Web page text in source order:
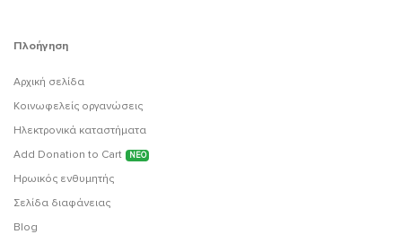
Πλοήγηση
Αρχική σελίδα
Κοινωφελείς οργανώσεις
Ηλεκτρονικά καταστήματα
Add Donation to Cart
ΝΕΟ
Ηρωικός ενθυμητής
Σελίδα διαφάνειας
Blog